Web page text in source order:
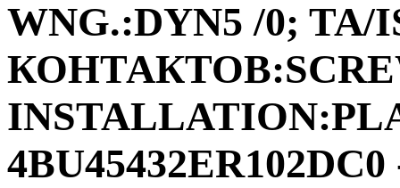
WNG.:DYN5 /0;